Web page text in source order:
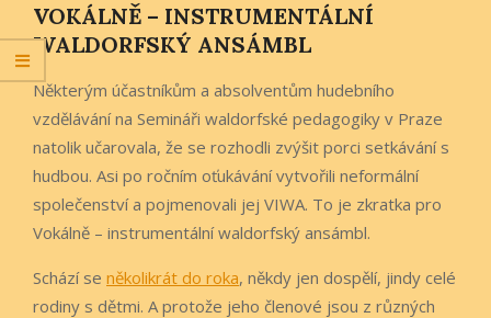
VOKÁLNĚ – INSTRUMENTÁLNÍ
WALDORFSKÝ ANSÁMBL
Některým účastníkům a absolventům hudebního
vzdělávání na Semináři waldorfské pedagogiky v Praze
natolik učarovala, že se rozhodli zvýšit porci setkávání s
hudbou. Asi po ročním oťukávání vytvořili neformální
společenství a pojmenovali jej VIWA. To je zkratka pro
Vokálně – instrumentální waldorfský ansámbl.
Schází se několikrát do roka, někdy jen dospělí, jindy celé
rodiny s dětmi. A protože jeho členové jsou z různých